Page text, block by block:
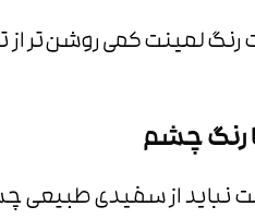
رنگ لمینت کمی روشن‌تر
نباید از سفیدی طبیعی